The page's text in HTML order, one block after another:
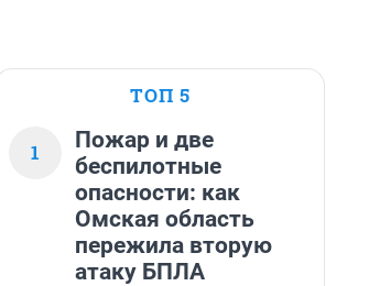
ТОП 5
1
Пожар и две
беспилотные
опасности: как
Омская область
пережила вторую
атаку БПЛА